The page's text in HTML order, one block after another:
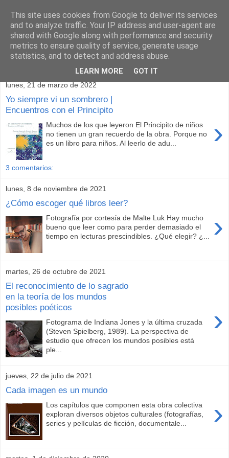
lunes, 21 de marzo de 2022
Yo siempre vi un sombrero |
Encuentros con el Principito
›
Muchos de los que leyeron El Principito de niños
no tienen un gran recuerdo de la obra. Porque no
es un libro para niños. Al leerlo de adu...
3 comentarios:
lunes, 8 de noviembre de 2021
¿Cómo escoger qué libros leer?
›
Fotografía por cortesía de Malte Luk Hay mucho
bueno que leer como para perder demasiado el
tiempo en lecturas prescindibles. ¿Qué elegir? ¿...
martes, 26 de octubre de 2021
El reconocimiento de lo sagrado
en la teoría de los mundos
posibles poéticos
›
Fotograma de Indiana Jones y la última cruzada
(Steven Spielberg, 1989). La perspectiva de
estudio que ofrecen los mundos posibles está
ple...
jueves, 22 de julio de 2021
Cada imagen es un mundo
›
Los capítulos que componen esta obra colectiva
exploran diversos objetos culturales (fotografías,
series y películas de ficción, documentale...
This site uses cookies from Google to deliver its services
and to analyze traffic. Your IP address and user-agent are
shared with Google along with performance and security
metrics to ensure quality of service, generate usage
statistics, and to detect and address abuse.
LEARN MORE GOT IT